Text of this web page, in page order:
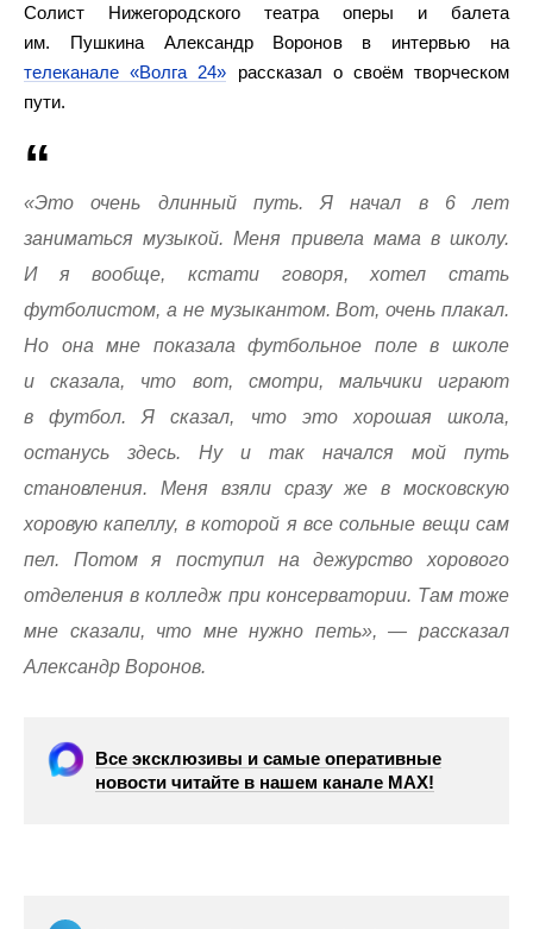
Солист Нижегородского театра оперы и балета
им. Пушкина Александр Воронов в интервью на
телеканале «Волга 24» рассказал о своём творческом
пути.
«Это очень длинный путь. Я начал в 6 лет
заниматься музыкой. Меня привела мама в школу.
И я вообще, кстати говоря, хотел стать
футболистом, а не музыкантом. Вот, очень плакал.
Но она мне показала футбольное поле в школе
и сказала, что вот, смотри, мальчики играют
в футбол. Я сказал, что это хорошая школа,
останусь здесь. Ну и так начался мой путь
становления. Меня взяли сразу же в московскую
хоровую капеллу, в которой я все сольные вещи сам
пел. Потом я поступил на дежурство хорового
отделения в колледж при консерватории. Там тоже
мне сказали, что мне нужно петь», — рассказал
Александр Воронов.
Все эксклюзивы и самые оперативные
новости читайте в нашем канале МАХ!